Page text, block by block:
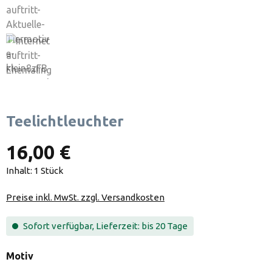
Teelichtleuchter
16,00 €
Inhalt: 1 Stück
Preise inkl. MwSt. zzgl. Versandkosten
Sofort verfügbar, Lieferzeit: bis 20 Tage
Motivauswählen